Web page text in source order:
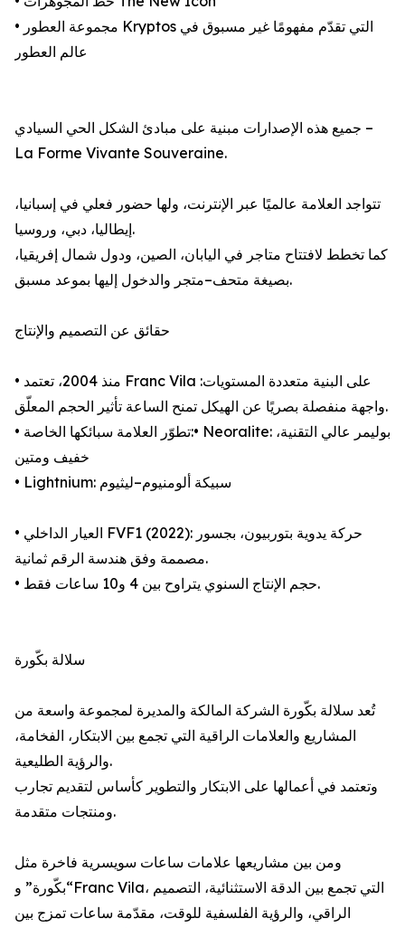
• مجموعة العطور Kryptos التي تقدّم مفهومًا غير مسبوق في
عالم العطور
جميع هذه الإصدارات مبنية على مبادئ الشكل الحي السيادي –
La Forme Vivante Souveraine.
تتواجد العلامة عالميًا عبر الإنترنت، ولها حضور فعلي في إسبانيا،
إيطاليا، دبي، وروسيا.
كما تخطط لافتتاح متاجر في اليابان، الصين، ودول شمال إفريقيا،
بصيغة متحف–متجر والدخول إليها بموعد مسبق.
حقائق عن التصميم والإنتاج
• منذ 2004، تعتمد Franc Vila على البنية متعددة المستويات:
واجهة منفصلة بصريًا عن الهيكل تمنح الساعة تأثير الحجم المعلّق.
• تطوّر العلامة سبائكها الخاصة:• Neoralite: بوليمر عالي التقنية،
خفيف ومتين
• Lightnium: سبيكة ألومنيوم–ليثيوم
• العيار الداخلي FVF1 (2022): حركة يدوية بتوربيون، بجسور
مصممة وفق هندسة الرقم ثمانية.
• حجم الإنتاج السنوي يتراوح بين 4 و10 ساعات فقط.
سلالة بكّورة
تُعد سلالة بكّورة الشركة المالكة والمديرة لمجموعة واسعة من
المشاريع والعلامات الراقية التي تجمع بين الابتكار، الفخامة،
والرؤية الطليعية.
وتعتمد في أعمالها على الابتكار والتطوير كأساس لتقديم تجارب
ومنتجات متقدمة.
ومن بين مشاريعها علامات ساعات سويسرية فاخرة مثل
“بكّورة” وFranc Vila، التي تجمع بين الدقة الاستثنائية، التصميم
الراقي، والرؤية الفلسفية للوقت، مقدّمة ساعات تمزج بين